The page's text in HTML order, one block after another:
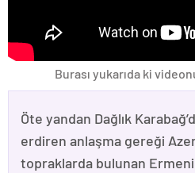
Burası yukarıda ki
Öte yandan Dağlık
erdiren anlaşma gereği
topraklarda bulunan